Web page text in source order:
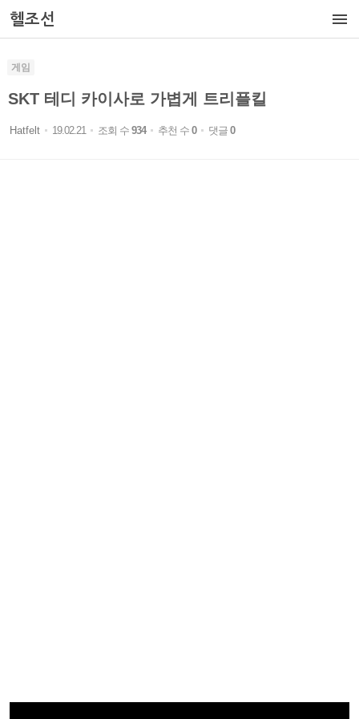

헬조선
게임
SKT 테디 카이사로 가볍게 트리플킬
Hatfelt 19.02.21 조회 수 934 추천 수 0 댓글 0